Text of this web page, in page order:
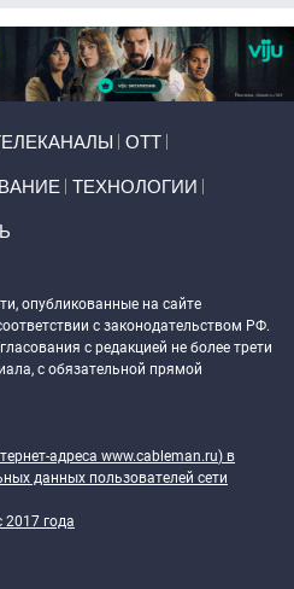
ОТТ
ТЕХНОЛОГИИ
опубликованные на сайте
с законодательством РФ.
с редакцией не более трети
с обязательной прямой
адреса www.cableman.ru) в
данных пользователей сети
2017 года